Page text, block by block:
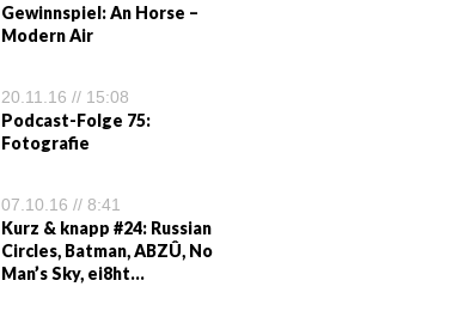
Gewinnspiel: An Horse –
Modern Air
20.11.16 // 15:08
Podcast-Folge 75:
Fotografie
07.10.16 // 8:41
Kurz & knapp #24: Russian
Circles, Batman, ABZÛ, No
Man’s Sky, ei8ht…